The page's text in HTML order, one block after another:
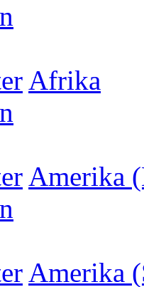
Afrika
Amerika
Amerika